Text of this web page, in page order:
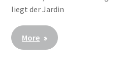
liegt der Jardin
More